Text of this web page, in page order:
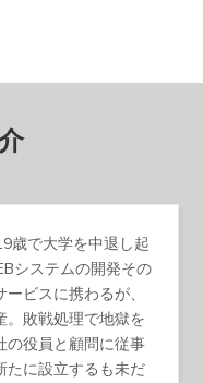
歳で大学を中退し起
システムの開発その
ビスに携わるが、
。敗戦処理で地獄を
の役員と顧問に従事
たに設立するも未だ